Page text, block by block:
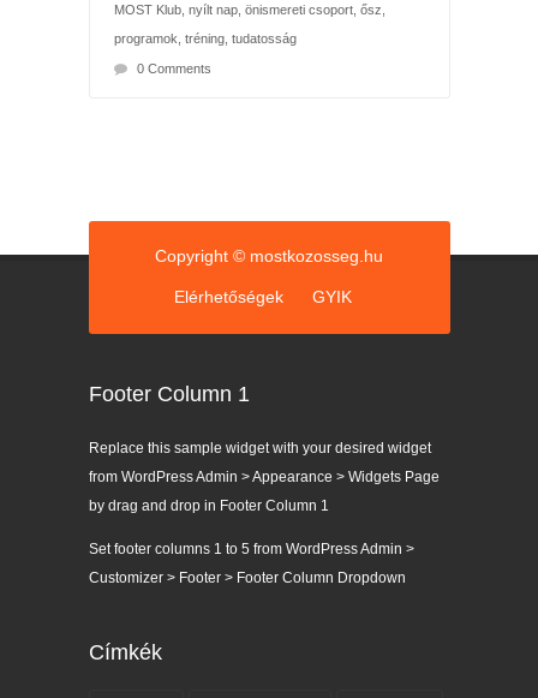
MOST Klub, nyílt nap, önismereti csoport, ősz
programok tréning, tudatosság
0 Comments
Copyright © mostkozosseg.hu
Elérhetőségek GYIK
Footer Column 1
Replace this sample widget with your desired widget
from WordPress Admin > Appearance > Widgets Page
by drag and drop in Footer Column 1
Set footer columns 1 to 5 from WordPress Admin >
Customizer > Footer > Footer Column Dropdown
Címkék